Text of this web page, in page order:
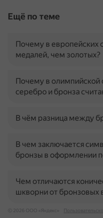
Ещё по теме
Почему в европейских
медалей, чем золотых?
Почему в олимпийской
серебро и бронза
В чём разница между
В чем заключается
бронзы в оформлении
Чем отличаются
шкворни от бронзовых
© 2026 ООО «Яндекс»